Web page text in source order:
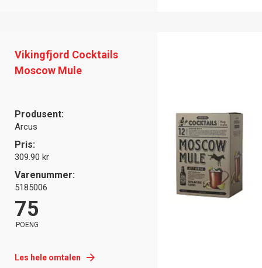
Vikingfjord Cocktails
Moscow Mule
Produsent:
Arcus
Pris:
309.90 kr
Varenummer:
5185006
75
POENG
Les hele omtalen